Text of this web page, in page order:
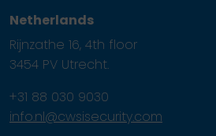
Netherlands
Rijnzathe 16, 4th floor
3454 PV Utrecht.
+31 88 030 9030
info.nl@cwsisecurity.com